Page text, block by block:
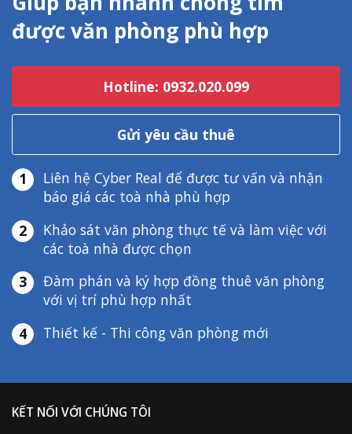
được văn phòng phù hợp
Hotline: 0932.020.099
Gửi yêu cầu thuê
1
Liên hệ Cyber Real để được tư vấn và nhận
báo giá các toà nhà phù hợp
2
Khảo sát văn phòng thực tế và làm việc với
các toà nhà được chọn
3
Đàm phán và ký hợp đồng thuê văn phòng
với vị trí phù hợp nhất
4
Thiết kế - Thi công văn phòng mới
KẾT NỐI VỚI CHÚNG TÔI